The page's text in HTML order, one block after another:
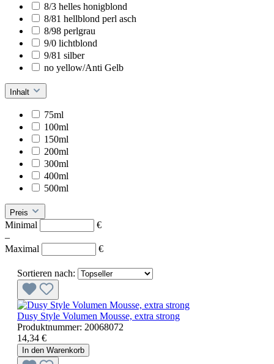
8/3 helles honigblond
8/81 hellblond perl asch
8/98 perlgrau
9/0 lichtblond
9/81 silber
no yellow/Anti Gelb
Inhalt
75ml
100ml
150ml
200ml
300ml
400ml
500ml
Preis
Minimal
€
–
Maximal
€
Sortieren nach:
Dusy Style Volumen Mousse, extra strong
Produktnummer: 20068072
14,34 €
In den Warenkorb